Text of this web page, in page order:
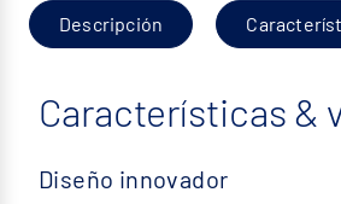
Descripción
Características &
Diseño innovador